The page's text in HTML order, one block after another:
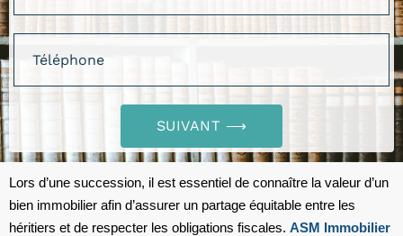
SUIVANT ⟶
Lors d’une succession, il est essentiel de connaître la valeur d’un
bien immobilier afin d’assurer un partage équitable entre les
héritiers et de respecter les obligations fiscales. ASM Immobilier